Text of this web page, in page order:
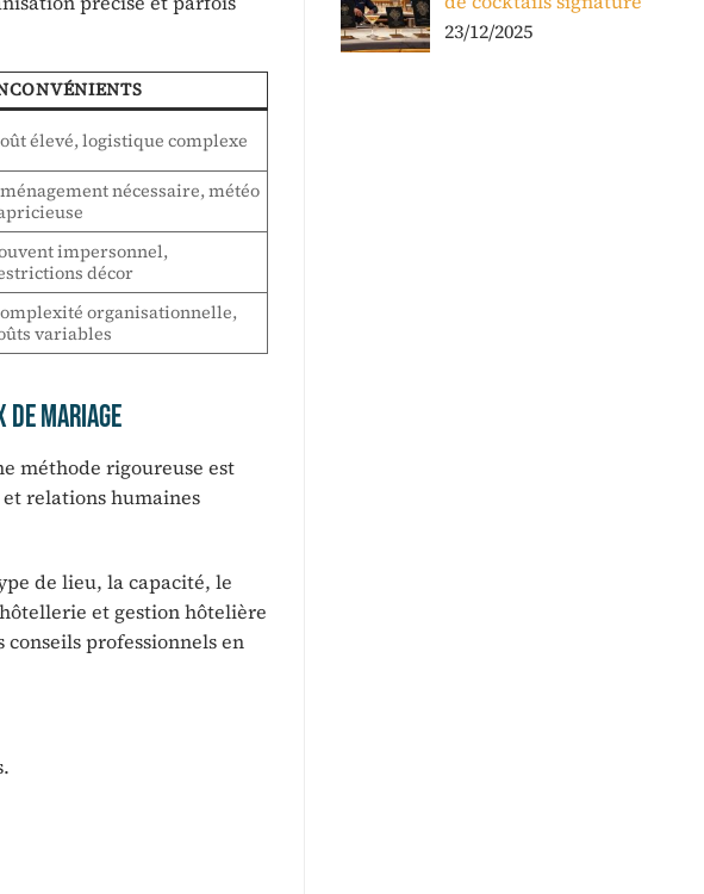
élevé, logistique complexe
nécessaire, météo
impersonnel,
décor
organisationnelle,
variables
mariage
méthode rigoureuse est
relations humaines
de lieu, la capacité, le
et gestion hôtelière
professionnels en
23/12/2025